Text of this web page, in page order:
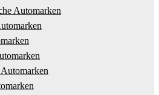
Automarken